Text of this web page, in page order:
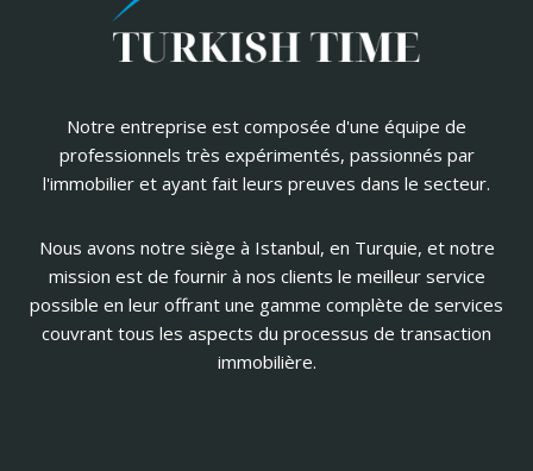
Notre entreprise est composée d'une équipe de
professionnels très expérimentés, passionnés par
l'immobilier et ayant fait leurs preuves dans le secteur.
Nous avons notre siège à Istanbul, en Turquie, et notre
mission est de fournir à nos clients le meilleur service
possible en leur offrant une gamme complète de services
couvrant tous les aspects du processus de transaction
immobilière.